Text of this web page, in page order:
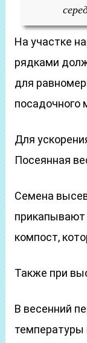
На участке
рядками
для
посадочного
Для
Посеянная
Семена
прикапывают
компост,
Также при
В весенний
температуры